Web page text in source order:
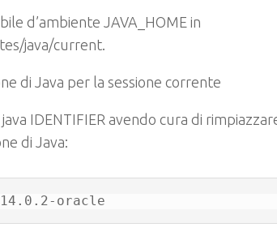
d’ambiente JAVA_HOME in
java/current.
di Java per la sessione corrente
IDENTIFIER avendo cura di
di Java:
oracle